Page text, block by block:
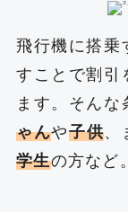
飛行機に搭乗
すことで割引
ます。そん
ゃんや子供、
学生の方など。